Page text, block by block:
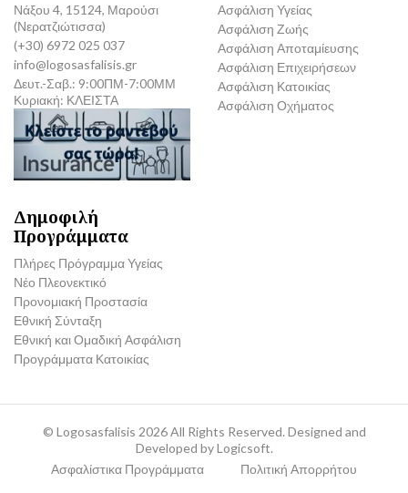
Νάξου 4, 15124, Μαρούσι
(Νερατζιώτισσα)
(+30) 6972 025 037
info@logosasfalisis.gr
Δευτ.-Σαβ.: 9:00ΠΜ-7:00ΜΜ
Κυριακή: ΚΛΕΙΣΤΑ
Ασφάλιση Υγείας
Ασφάλιση Ζωής
Ασφάλιση Αποταμίευσης
Ασφάλιση Επιχειρήσεων
Ασφάλιση Κατοικίας
Ασφάλιση Οχήματος
Δημοφιλή
Προγράμματα
Πλήρες Πρόγραμμα Υγείας
Νέο Πλεονεκτικό
Προνομιακή Προστασία
Εθνική Σύνταξη
Εθνική και Ομαδική Ασφάλιση
Προγράμματα Κατοικίας
© Logosasfalisis 2026 All Rights Reserved. Designed and
Developed byLogicsoft.
Ασφαλίστικα Προγράμματα
Πολιτική Απορρήτου